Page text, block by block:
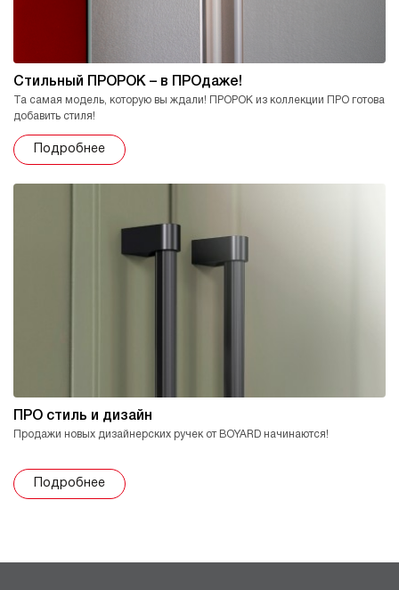
Стильный ПРОРОК – в ПРОдаже!
Та самая модель, которую вы ждали! ПРОРОК из коллекции ПРО готова
добавить стиля!
Подробнее
ПРО стиль и дизайн
Продажи новых дизайнерских ручек от BOYARD начинаются!
Подробнее